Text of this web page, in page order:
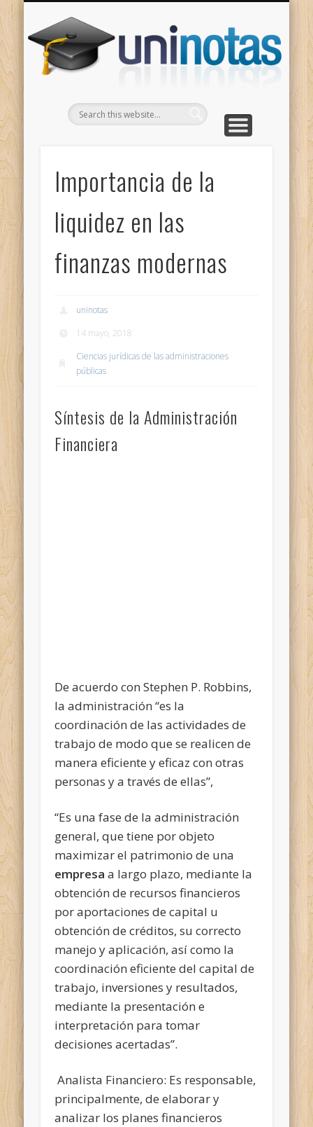
Importancia de la
liquidez en las
finanzas modernas
uninotas
14 mayo, 2018
Ciencias jurídicas de las administraciones
públicas
Síntesis de la Administración
Financiera
De acuerdo con Stephen P. Robbins,
la administración “es la
coordinación de las actividades de
trabajo de modo que se realicen de
manera eficiente y eficaz con otras
personas y a través de ellas”,
“Es una fase de la administración
general, que tiene por objeto
maximizar el patrimonio de una
empresa a largo plazo, mediante la
obtención de recursos financieros
por aportaciones de capital u
obtención de créditos, su correcto
manejo y aplicación, así como la
coordinación eficiente del capital de
trabajo, inversiones y resultados,
mediante la presentación e
interpretación para tomar
decisiones acertadas”.
Analista Financiero: Es responsable,
principalmente, de elaborar y
analizar los planes financieros